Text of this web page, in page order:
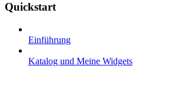
Quickstart
Einführung
Katalog und Meine Widgets